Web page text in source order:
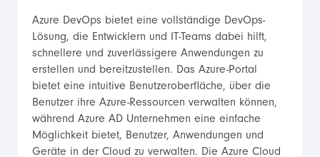
Azure DevOps bietet eine vollständige DevOps-
Lösung, die Entwicklern und IT-Teams dabei hilft,
schnellere und zuverlässigere Anwendungen zu
erstellen und bereitzustellen. Das Azure-Portal
bietet eine intuitive Benutzeroberfläche, über die
Benutzer ihre Azure-Ressourcen verwalten können,
während Azure AD Unternehmen eine einfache
Möglichkeit bietet, Benutzer, Anwendungen und
Geräte in der Cloud zu verwalten. Die Azure Cloud